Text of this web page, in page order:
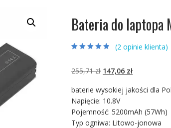
Bateria do laptopa
ocen klientów
(2 opinie klienta)
255,71zł Pierwotna
wynosiła:
255,71 zł.
147,06 złAktualna
wynosi:
baterie wysokiej jakości dla
Napięcie: 10.8V
Pojemność: 5200mAh (57Wh)
Typ ogniwa: Litowo-jonowa